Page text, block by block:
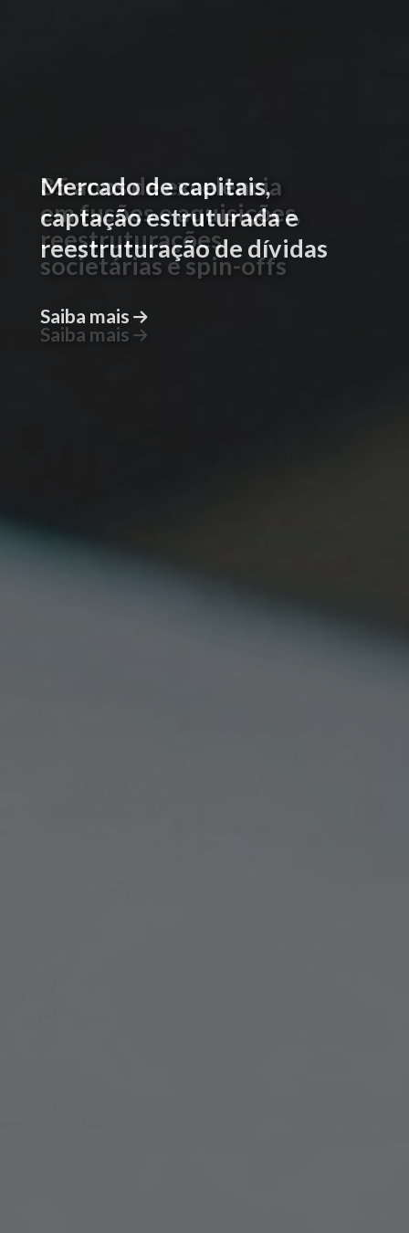
Mercado de capitais,
captação estruturada e
reestruturação de dívidas
Saiba mais